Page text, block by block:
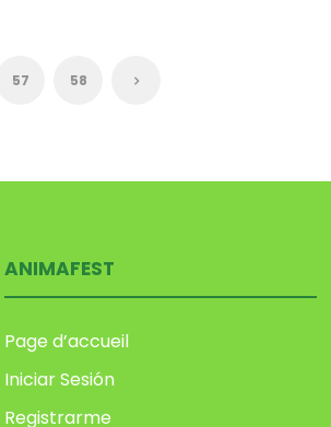
57 58
ANIMAFEST
Page d’accueil
Iniciar Sesión
Registrarme